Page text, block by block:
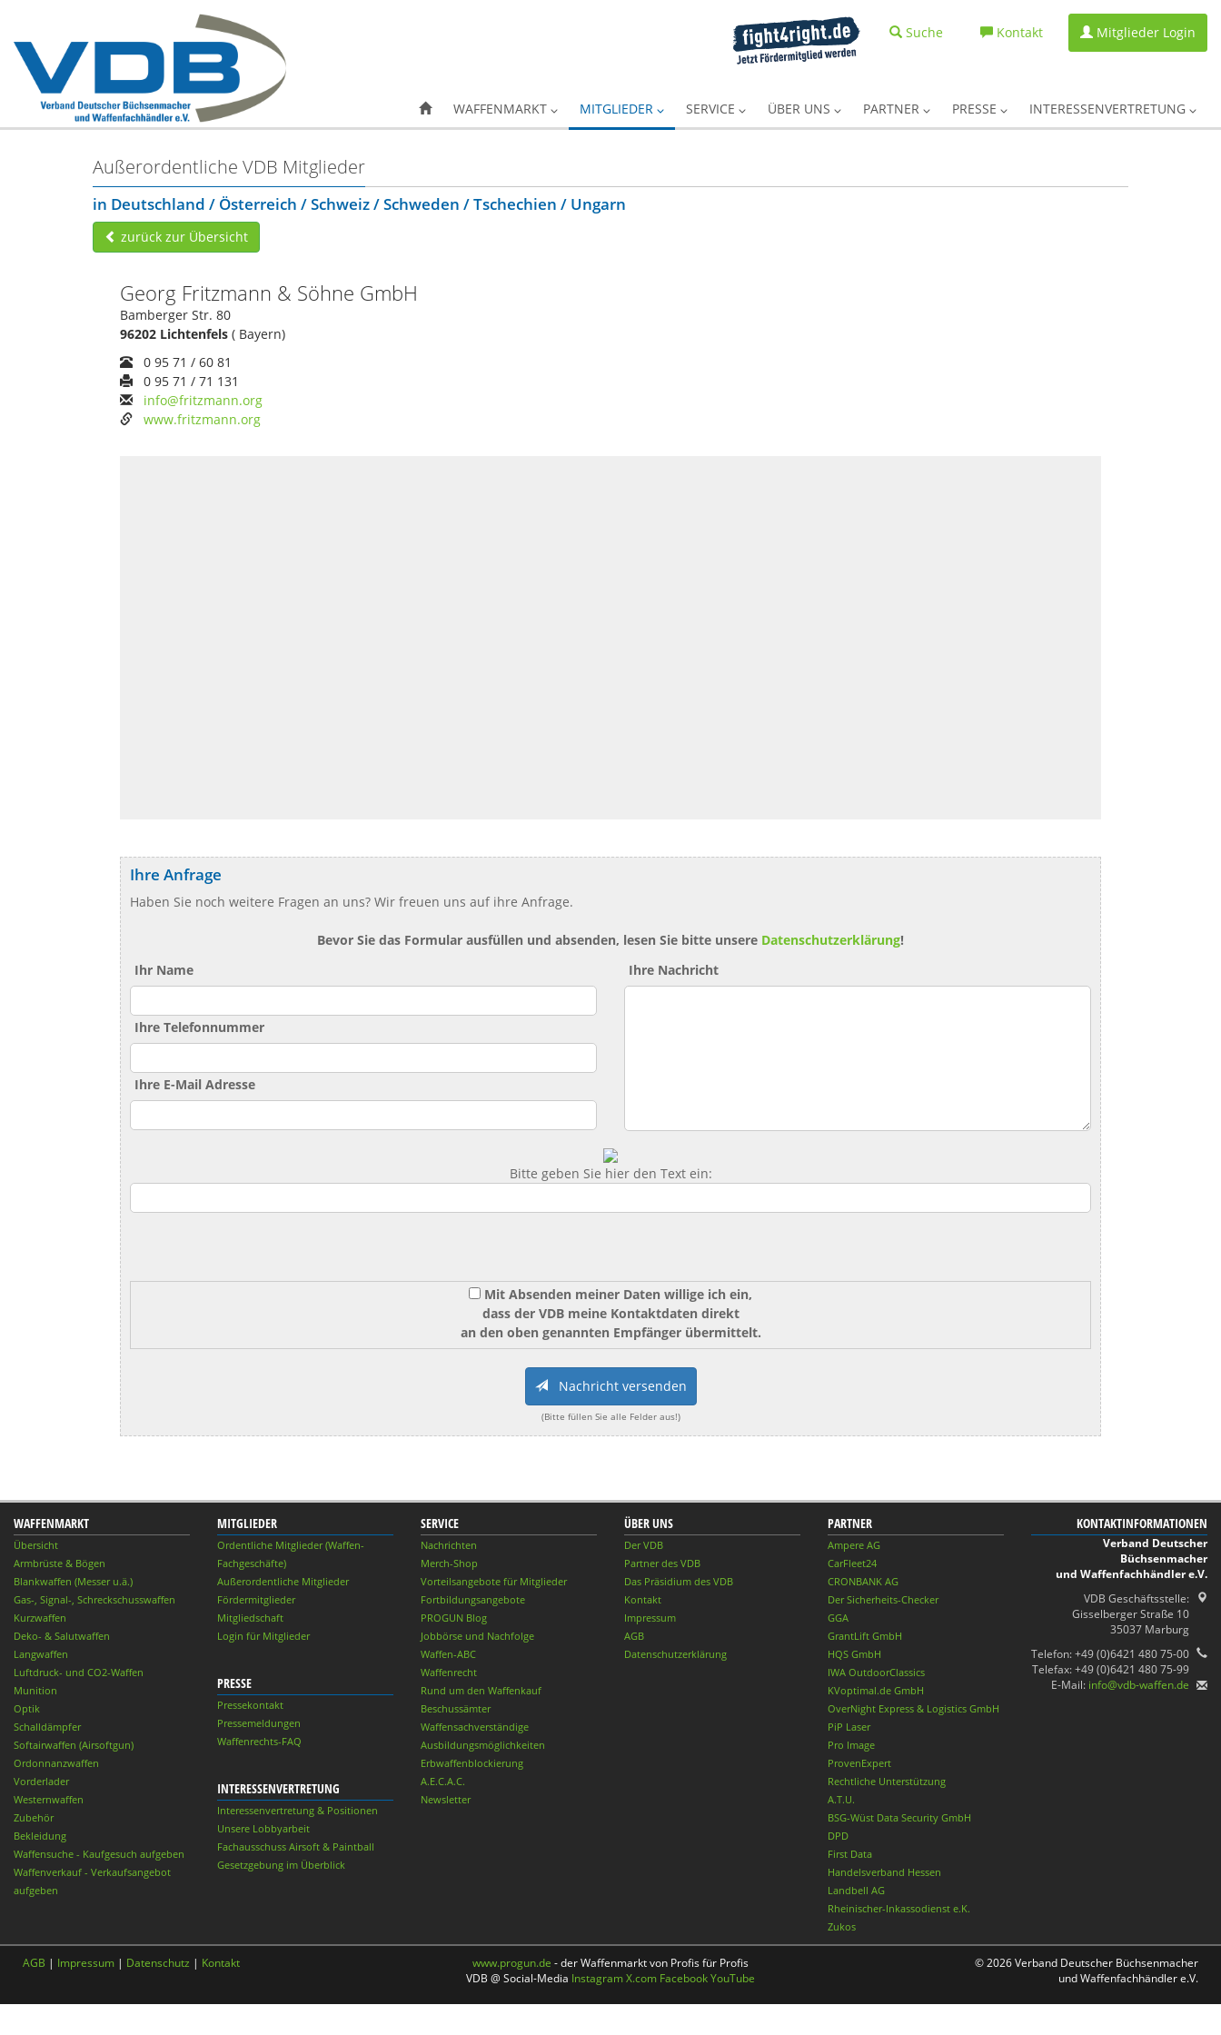
Suche Kontakt Mitglieder Login
WAFFENMARKT MITGLIEDER SERVICE ÜBER UNS PARTNER PRESSE INTERESSENVERTRETUNG
Außerordentliche VDB Mitglieder
in Deutschland / Österreich / Schweiz / Schweden / Tschechien / Ungarn
zurück zur Übersicht
Georg Fritzmann & Söhne GmbH
Bamberger Str. 80
96202 Lichtenfels ( Bayern)
0 95 71 / 60 81
0 95 71 / 71 131
info@fritzmann.org
www.fritzmann.org
Ihre Anfrage
Haben Sie noch weitere Fragen an uns? Wir freuen uns auf ihre Anfrage.
Bevor Sie das Formular ausfüllen und absenden, lesen Sie bitte unsere Datenschutzerklärung!
Ihr Name
Ihre Telefonnummer
Ihre E-Mail Adresse
Ihre Nachricht
Bitte geben Sie hier den Text ein:
Mit Absenden meiner Daten willige ich ein,
dass der VDB meine Kontaktdaten direkt
an den oben genannten Empfänger übermittelt.
Nachricht versenden
(Bitte füllen Sie alle Felder aus!)
WAFFENMARKT
Übersicht
Armbrüste & Bögen
Blankwaffen (Messer u.ä.)
Gas-, Signal-, Schreckschusswaffen
Kurzwaffen
Deko- & Salutwaffen
Langwaffen
Luftdruck- und CO2-Waffen
Munition
Optik
Schalldämpfer
Softairwaffen (Airsoftgun)
Ordonnanzwaffen
Vorderlader
Westernwaffen
Zubehör
Bekleidung
Waffensuche - Kaufgesuch aufgeben
Waffenverkauf - Verkaufsangebot
aufgeben
MITGLIEDER
Ordentliche Mitglieder (Waffen-
Fachgeschäfte)
Außerordentliche Mitglieder
Fördermitglieder
Mitgliedschaft
Login für Mitglieder
PRESSE
Pressekontakt
Pressemeldungen
Waffenrechts-FAQ
INTERESSENVERTRETUNG
Interessenvertretung & Positionen
Unsere Lobbyarbeit
Fachausschuss Airsoft & Paintball
Gesetzgebung im Überblick
SERVICE
Nachrichten
Merch-Shop
Vorteilsangebote für Mitglieder
Fortbildungsangebote
PROGUN Blog
Jobbörse und Nachfolge
Waffen-ABC
Waffenrecht
Rund um den Waffenkauf
Beschussämter
Waffensachverständige
Ausbildungsmöglichkeiten
Erbwaffenblockierung
A.E.C.A.C.
Newsletter
ÜBER UNS
Der VDB
Partner des VDB
Das Präsidium des VDB
Kontakt
Impressum
AGB
Datenschutzerklärung
PARTNER
Ampere AG
CarFleet24
CRONBANK AG
Der Sicherheits-Checker
GGA
GrantLift GmbH
HQS GmbH
IWA OutdoorClassics
KVoptimal.de GmbH
OverNight Express & Logistics GmbH
PiP Laser
Pro Image
ProvenExpert
Rechtliche Unterstützung
A.T.U.
BSG-Wüst Data Security GmbH
DPD
First Data
Handelsverband Hessen
Landbell AG
Rheinischer-Inkassodienst e.K.
Zukos
KONTAKTINFORMATIONEN
Verband Deutscher
Büchsenmacher
und Waffenfachhändler e.V.
VDB Geschäftsstelle:
Gisselberger Straße 10
35037 Marburg
Telefon: +49 (0)6421 480 75-00
Telefax: +49 (0)6421 480 75-99
E-Mail: info@vdb-waffen.de
AGB | Impressum | Datenschutz | Kontakt www.progun.de - der Waffenmarkt von Profis für Profis
VDB @ Social-Media InstagramX.com FacebookYouTube
© 2026 Verband Deutscher Büchsenmacher
und Waffenfachhändler e.V.